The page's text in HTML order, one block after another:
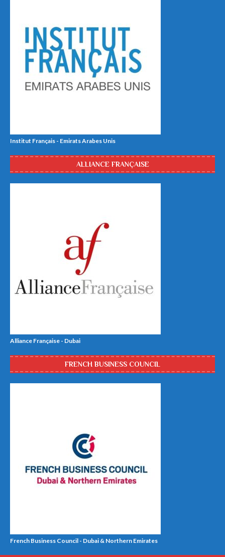
Institut Français - Emirats Arabes Unis
ALLIANCE FRANÇAISE
Alliance Française - Dubai
FRENCH BUSINESS COUNCIL
French Business Council - Dubai & Northern Emirates